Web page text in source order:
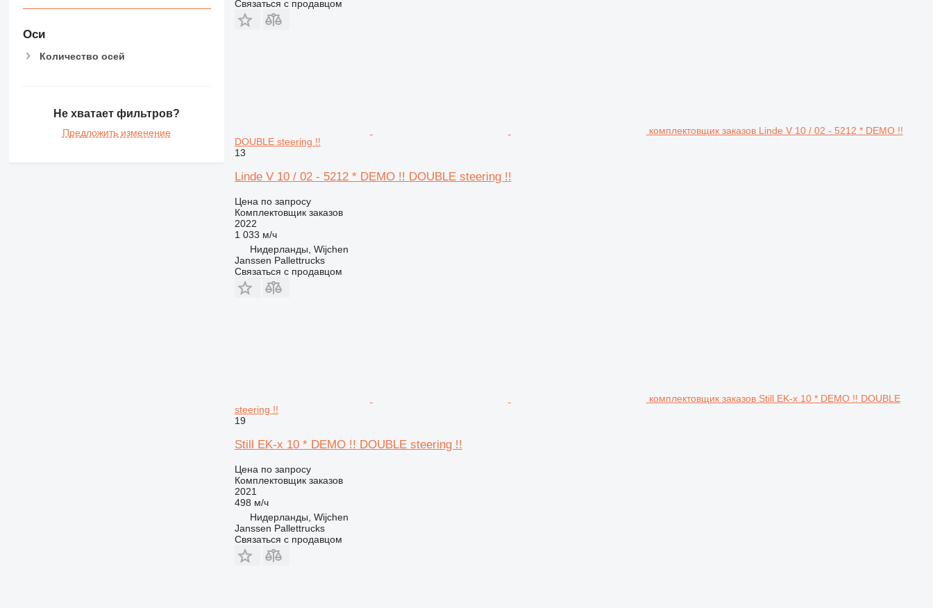
Оси
Количество осей
Не хватает фильтров?
Предложить изменение
Связаться с продавцом
комплектовщик заказов Linde V 10 / 02 - 5212 * DEMO !!
DOUBLE steering !!
13
Linde V 10 / 02 - 5212 * DEMO !! DOUBLE steering !!
Цена по запросу
Комплектовщик заказов
2022
1 033 м/ч
Нидерланды, Wijchen
Janssen Pallettrucks
Связаться с продавцом
комплектовщик заказов Still EK-x 10 * DEMO !! DOUBLE
steering !!
19
Still EK-x 10 * DEMO !! DOUBLE steering !!
Цена по запросу
Комплектовщик заказов
2021
498 м/ч
Нидерланды, Wijchen
Janssen Pallettrucks
Связаться с продавцом